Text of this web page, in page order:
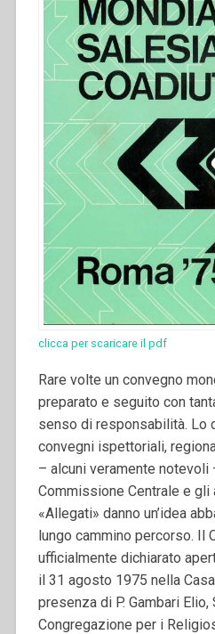
clicca per scaricare il pdf
Rare volte un convegno
preparato e seguito con
senso di responsabilità. Lo
convegni ispettoriali,
– alcuni veramente notevoli
Commissione Centrale e
«Allegati» danno un’idea
lungo cammino percorso. Il
ufficialmente dichiarato
il 31 agosto 1975 nella
presenza di P. Gambari Elio,
Congregazione per i